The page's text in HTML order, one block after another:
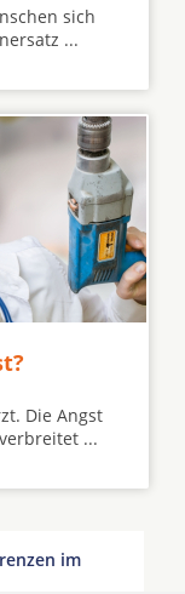
sich
...
Die Angst
...
im